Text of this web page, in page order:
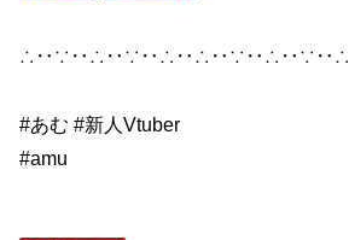
∴‥∵‥∴‥∵‥∴‥∴‥∵‥∴‥∵‥∴
#あむ #新人Vtuber
#amu